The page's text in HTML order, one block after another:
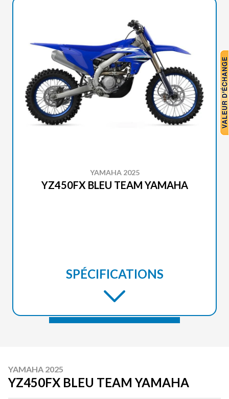
YAMAHA 2025
YZ450FX BLEU TEAM YAMAHA
SPÉCIFICATIONS
YAMAHA 2025
YZ450FX BLEU TEAM YAMAHA